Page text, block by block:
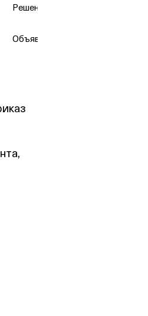
Решение суда по делу о
Объявление итогов